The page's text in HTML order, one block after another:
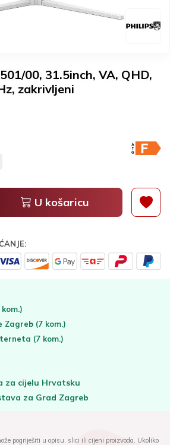
00, 31.5inch, VA, QHD,
zakrivljeni
U košaricu
kom.)
Zagreb (7 kom.)
(7 kom.)
za cijelu Hrvatsku
za Grad Zagreb
pogriješiti u opisu, slici ili cijeni proizvoda. Ukoliko